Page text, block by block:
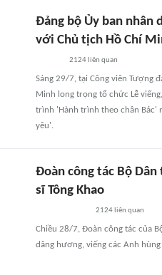
Đảng bộ Ủy ban nhân
với Chủ tịch Hồ Chí
2124 liên quan
Sáng 29/7, tại Công viên Tượng
Minh long trọng tổ chức Lễ
trình 'Hành trình theo chân Bác'
yêu'.
Đoàn công tác Bộ
sĩ Tông Khao
2124 liên quan
Chiều 28/7, Đoàn công tác của
dâng hương, viếng các Anh hùng